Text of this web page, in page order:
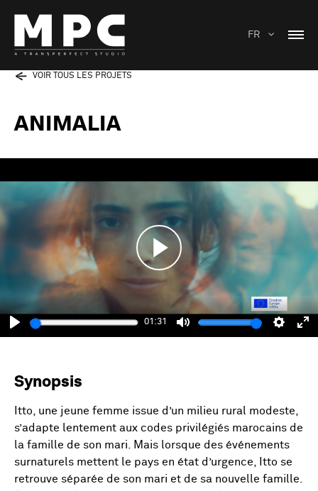
FR
VOIR TOUS LES PROJETS
ANIMALIA
Play
01:31
Mute
Play
Synopsis
Itto, une jeune femme issue d’un milieu rural modeste,
s’adapte lentement aux codes privilégiés marocains de
la famille de son mari. Mais lorsque des événements
surnaturels mettent le pays en état d’urgence, Itto se
retrouve séparée de son mari et de sa nouvelle famille.